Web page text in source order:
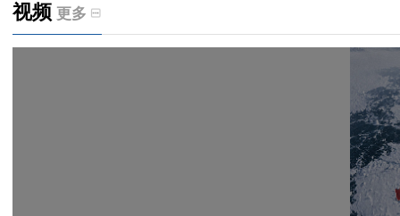
天山观察丨暑期AI研学热，孩子们究竟学到什么
视频 更多